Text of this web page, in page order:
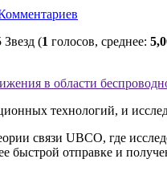
(1 голосов, среднее:
в области
технологий, и
связи UBCO, где
быстрой отправке и